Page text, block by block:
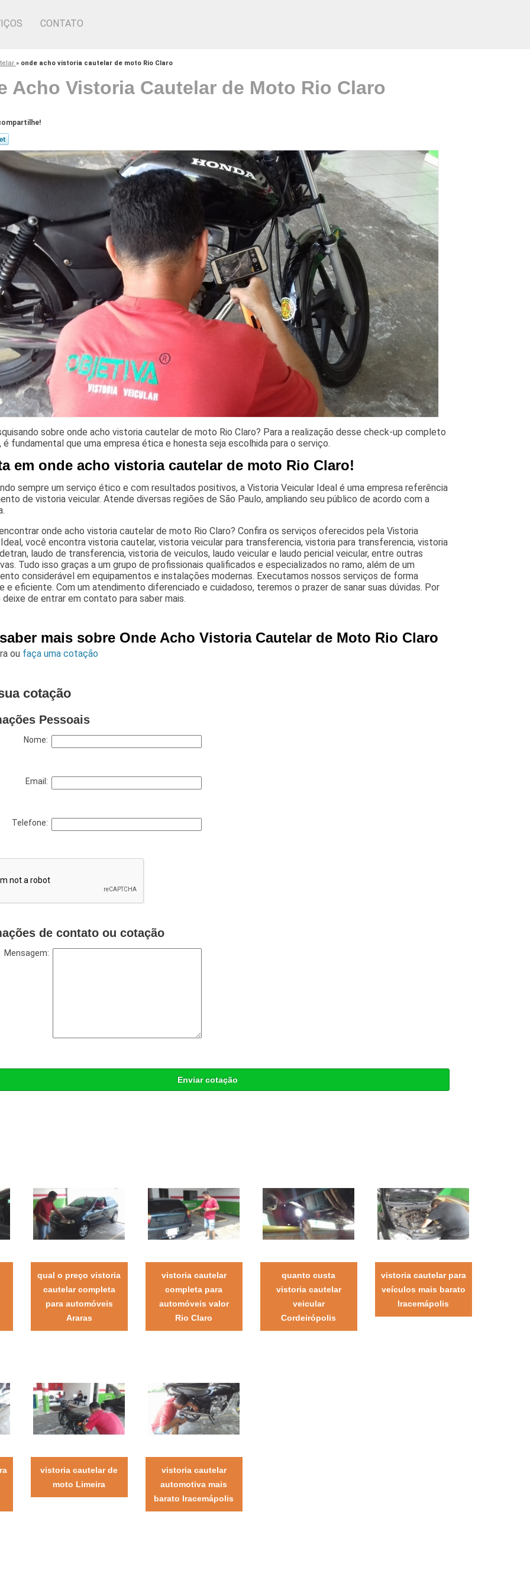
CONTATO
» onde acho vistoria cautelar de moto Rio Claro
Acho Vistoria Cautelar de Moto Rio Claro
sobre onde acho vistoria cautelar de moto Rio Claro? Para a realização desse check-up completo
é fundamental que uma empresa ética e honesta seja escolhida para o serviço.
em onde acho vistoria cautelar de moto Rio Claro!
sempre um serviço ético e com resultados positivos, a Vistoria Veicular Ideal é uma empresa referência
de vistoria veicular. Atende diversas regiões de São Paulo, ampliando seu público de acordo com a
onde acho vistoria cautelar de moto Rio Claro? Confira os serviços oferecidos pela Vistoria
você encontra vistoria cautelar, vistoria veicular para transferencia, vistoria para transferencia, vistoria
laudo de transferencia, vistoria de veiculos, laudo veicular e laudo pericial veicular, entre outras
Tudo isso graças a um grupo de profissionais qualificados e especializados no ramo, além de um
considerável em equipamentos e instalações modernas. Executamos nossos serviços de forma
e eficiente. Com um atendimento diferenciado e cuidadoso, teremos o prazer de sanar suas dúvidas. Por
deixe de entrar em contato para saber mais.
mais sobre Onde Acho Vistoria Cautelar de Moto Rio Claro
ou faça uma cotação
cotação
Pessoais
Nome:
Email:
Telefone:
de contato ou cotação
Mensagem:
Enviar cotação
qual o preço vistoria
cautelar completa
para automóveis
Araras
vistoria cautelar
completa para
automóveis valor
Rio Claro
quanto custa
vistoria cautelar
veicular
Cordeirópolis
vistoria cautelar para
veículos mais barato
Iracemápolis
vistoria cautelar de
moto Limeira
vistoria cautelar
automotiva mais
barato Iracemápolis